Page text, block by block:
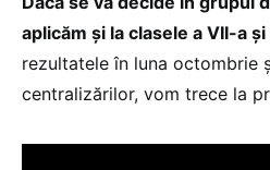
aplicăm și la clasele a VII-a și
rezultatele în luna octombrie
centralizărilor, vom trece la